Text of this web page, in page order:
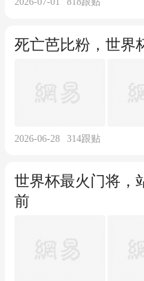
死亡芭比粉，世界
2026-06-28 314跟贴
世界杯最火门将，
前